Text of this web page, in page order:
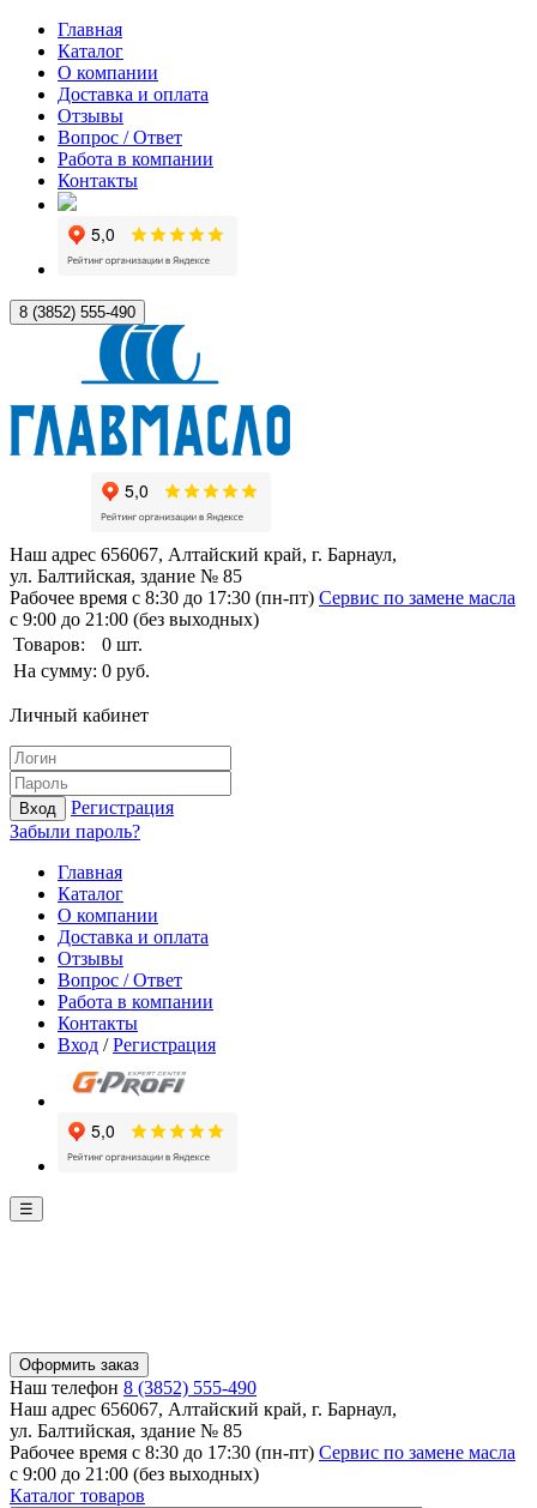
Главная
Каталог
О компании
Доставка и оплата
Отзывы
Вопрос / Ответ
Работа в компании
Контакты
8 (3852) 555-490
Наш адрес 656067, Алтайский край, г. Барнаул,
ул. Балтийская, здание № 85
Рабочее время с 8:30 до 17:30 (пн-пт) Сервис по замене масла
с 9:00 до 21:00 (без выходных)
Товаров:
0 шт.
На сумму: 0 руб.
Личный кабинет
Вход
Регистрация
Забыли пароль?
Главная
Каталог
О компании
Доставка и оплата
Отзывы
Вопрос / Ответ
Работа в компании
Контакты
Вход /Регистрация
☰
Оформить заказ
Наш телефон 8 (3852) 555-490
Наш адрес 656067, Алтайский край, г. Барнаул,
ул. Балтийская, здание № 85
Рабочее время с 8:30 до 17:30 (пн-пт) Сервис по замене масла
с 9:00 до 21:00 (без выходных)
Каталог товаров